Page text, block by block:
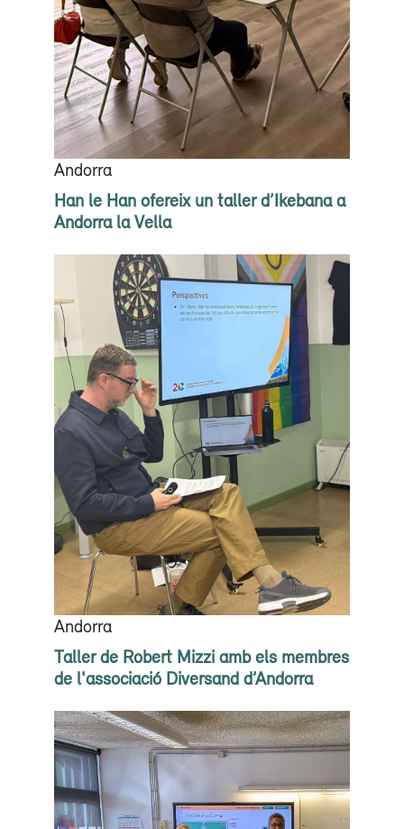
Andorra
Han le Han ofereix un taller d’Ikebana a
Andorra la Vella
Andorra
Taller de Robert Mizzi amb els membres
de l'associació Diversand d’Andorra